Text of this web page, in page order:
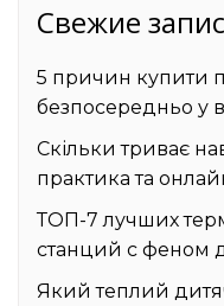
Свежие
5 причин купити
безпосередньо у
Скільки триває
практика та
ТОП-7 лучших
станций с феном
Який теплий